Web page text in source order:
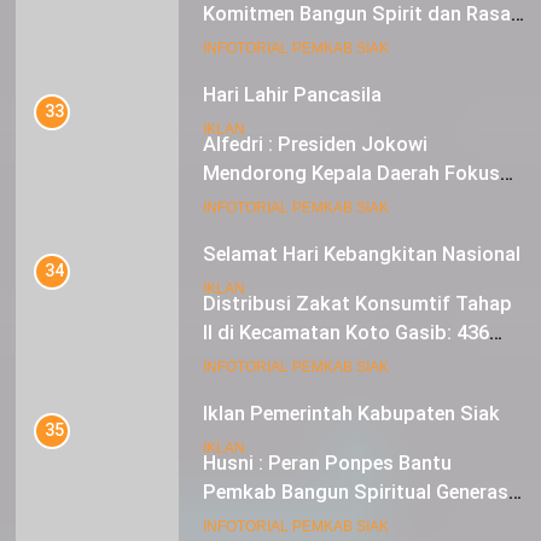
Hari Lahir Pancasila
IKLAN
Selamat Hari Kebangkitan Nasional
IKLAN
Iklan Pemerintah Kabupaten Siak
IKLAN
Komitmen Bangun Spirit dan Rasa
Nasionalisme
INFOTORIAL PEMKAB SIAK
33
Alfedri : Presiden Jokowi
Mendorong Kepala Daerah Fokus
pada Inflasi dan Pilkada Serentak
INFOTORIAL PEMKAB SIAK
34
Distribusi Zakat Konsumtif Tahap
II di Kecamatan Koto Gasib: 436
Mustahik Terima Bantuan
INFOTORIAL PEMKAB SIAK
35
Husni : Peran Ponpes Bantu
Pemkab Bangun Spiritual Generasi
Muda
INFOTORIAL PEMKAB SIAK